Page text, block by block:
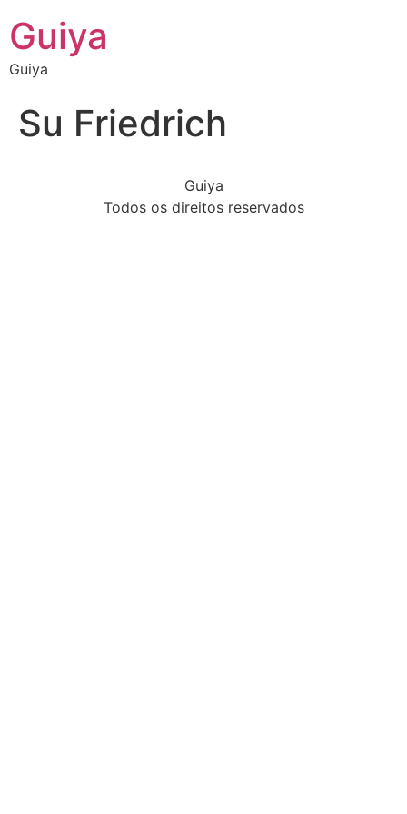
Guiya
Guiya
Su Friedrich
Guiya
Todos os direitos reservados